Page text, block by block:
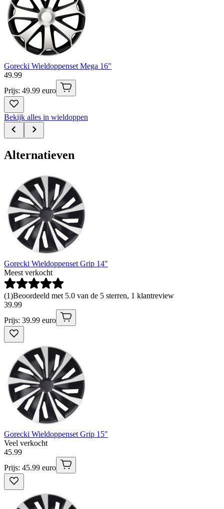
Gorecki Wieldoppenset Mega 16"
49.99
Prijs: 49.99 euro
Bekijk alles in wieldoppen
Alternatieven
Gorecki Wieldoppenset Grip 14"
Meest verkocht
(1)Beoordeeld met 5.0 van de 5 sterren, 1 klantreview
39.99
Prijs: 39.99 euro
Gorecki Wieldoppenset Grip 15"
Veel verkocht
45.99
Prijs: 45.99 euro